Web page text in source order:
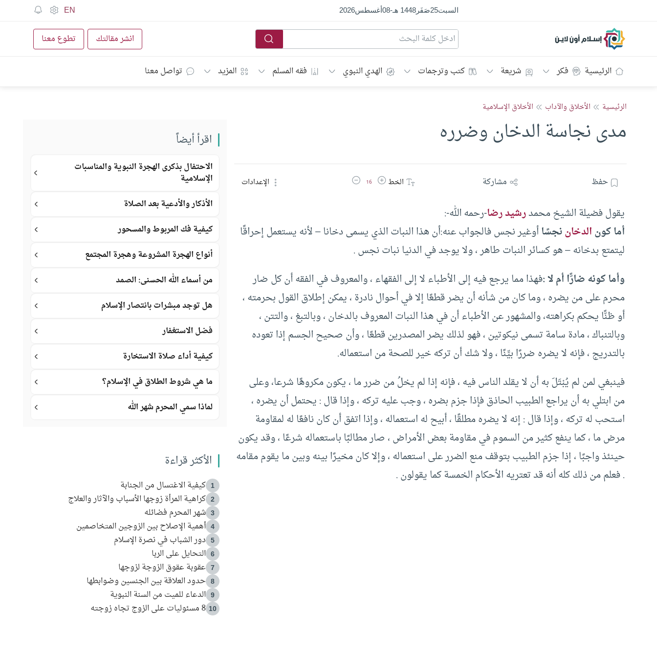
السبت25صَفَر1448 هـ -
08أغسطس2026
EN
إسلام أون لاين انشر مقالتك تطوع معنا
الرئيسية فكر شريعة كتب وترجمات الهدي النبوي فقه المسلم المزيد تواصل معنا
الرئيسية الأخلاق والآداب الأخلاق الإسلامية
مدى نجاسة الدخان وضرره
حفظ مشاركة الخطزيادة حجم الخط
16 تقليل حجم الخط الإعدادات
يقول فضيلة الشيخ محمدرشيد رضا-رحمه الله-:
أما كونالدخاننجسًاأوغير نجس فالجواب عنه:أن هذا النبات الذي يسمى دخانا – لأنه يستعمل إحراقًا
ليتمتع بدخانه – هو كسائر النبات طاهر ، ولا يوجد في الدنيا نبات نجس .
وأما كونه ضارًّا أم لا :فهذا مما يرجع فيه إلى الأطباء لا إلى الفقهاء ، والمعروف في الفقه أن كل ضار
محرم على من يضره ، وما كان من شأنه أن يضر قطعًا إلا في أحوال نادرة ، يمكن إطلاق القول بحرمته ،
أو ظنًّا يحكم بكراهته، والمشهور عن الأطباء أن في هذا النبات المعروف بالدخان ، وبالتبغ ، والتتن ،
وبالتنباك ، مادة سامة تسمى نيكوتين ، فهو لذلك يضر المصدرين قطعًا ، وأن صحيح الجسم إذا تعوده
بالتدريج ، فإنه لا يضره ضررًا بيِّنًا ، ولا شك أن تركه خير للصحة من استعماله.
فينبغي لمن لم يُبْتَلَ به أن لا يقلد الناس فيه ، فإنه إذا لم يخلُ من ضرر ما ، يكون مكروهًا شرعا، وعلى
من ابتلي به أن يراجع الطبيب الحاذق فإذا جزم بضره ، وجب عليه تركه ، وإذا قال : يحتمل أن يضره ،
استحب له تركه ، وإذا قال : إنه لا يضره مطلقًا ، أبيح له استعماله ، وإذا اتفق أن كان نافعًا له لمقاومة
مرض ما ، كما ينفع كثير من السموم في مقاومة بعض الأمراض ، صار مطالبًا باستعماله شرعًا ، وقد يكون
حينئذ واجبًا ، إذا جزم الطبيب بتوقف منع الضرر على استعماله ، وإلا كان مخيرًا بينه وبين ما يقوم مقامه
. فعلم من ذلك كله أنه قد تعتريه الأحكام الخمسة كما يقولون .
اقرأ أيضاً
الاحتفال بذكرى الهجرة النبوية والمناسبات
الإسلامية
الأذكار والأدعية بعد الصلاة
كيفية فك المربوط والمسحور
أنواع الهجرة المشروعة وهجرة المجتمع
من أسماء الله الحسنى: الصمد
هل توجد مبشرات بانتصار الإسلام
فضل الاستغفار
كيفية أداء صلاة الاستخارة
ما هي شروط الطلاق في الإسلام؟
لماذا سمي المحرم شهر الله
الأكثر قراءة
1 كيفية الاغتسال من الجنابة
2 كراهية المرأة زوجها الأسباب والآثار والعلاج
3 شهر المحرم فضائله
4 أهمية الإصلاح بين الزوجين المتخاصمين
5 دور الشباب في نصرة الإسلام
6 التحايل على الربا
7 عقوبة عقوق الزوجة لزوجها
8 حدود العلاقة بين الجنسين وضوابطها
9 الدعاء للميت من السنة النبوية
10 8 مسئوليات على الزوج تجاه زوجته